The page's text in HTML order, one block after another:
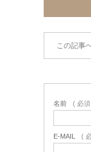
この記事
名前 ( 必須
E-MAIL (